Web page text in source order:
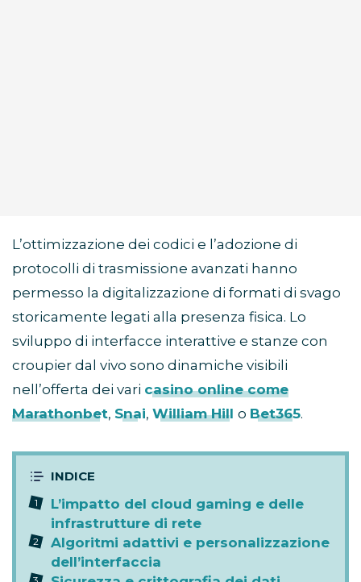
L’ottimizzazione dei codici e l’adozione di
protocolli di trasmissione avanzati hanno
permesso la digitalizzazione di formati di svago
storicamente legati alla presenza fisica. Lo
sviluppo di interfacce interattive e stanze con
croupier dal vivo sono dinamiche visibili
nell’offerta dei vari casino online come
Marathonbet, Snai, William Hill o Bet365.
L’impatto del cloud gaming e delle
infrastrutture di rete
Algoritmi adattivi e personalizzazione
dell’interfaccia